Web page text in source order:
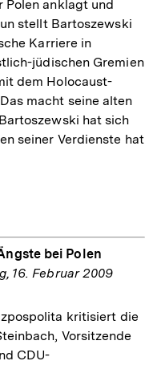
Polen anklagt und
stellt Bartoszewski
Karriere in
jüdischen Gremien
dem Holocaust-
macht seine alten
hat sich
seiner Verdienste hat
bei Polen
16. Februar 2009
kritisiert die
Vorsitzende
CDU-